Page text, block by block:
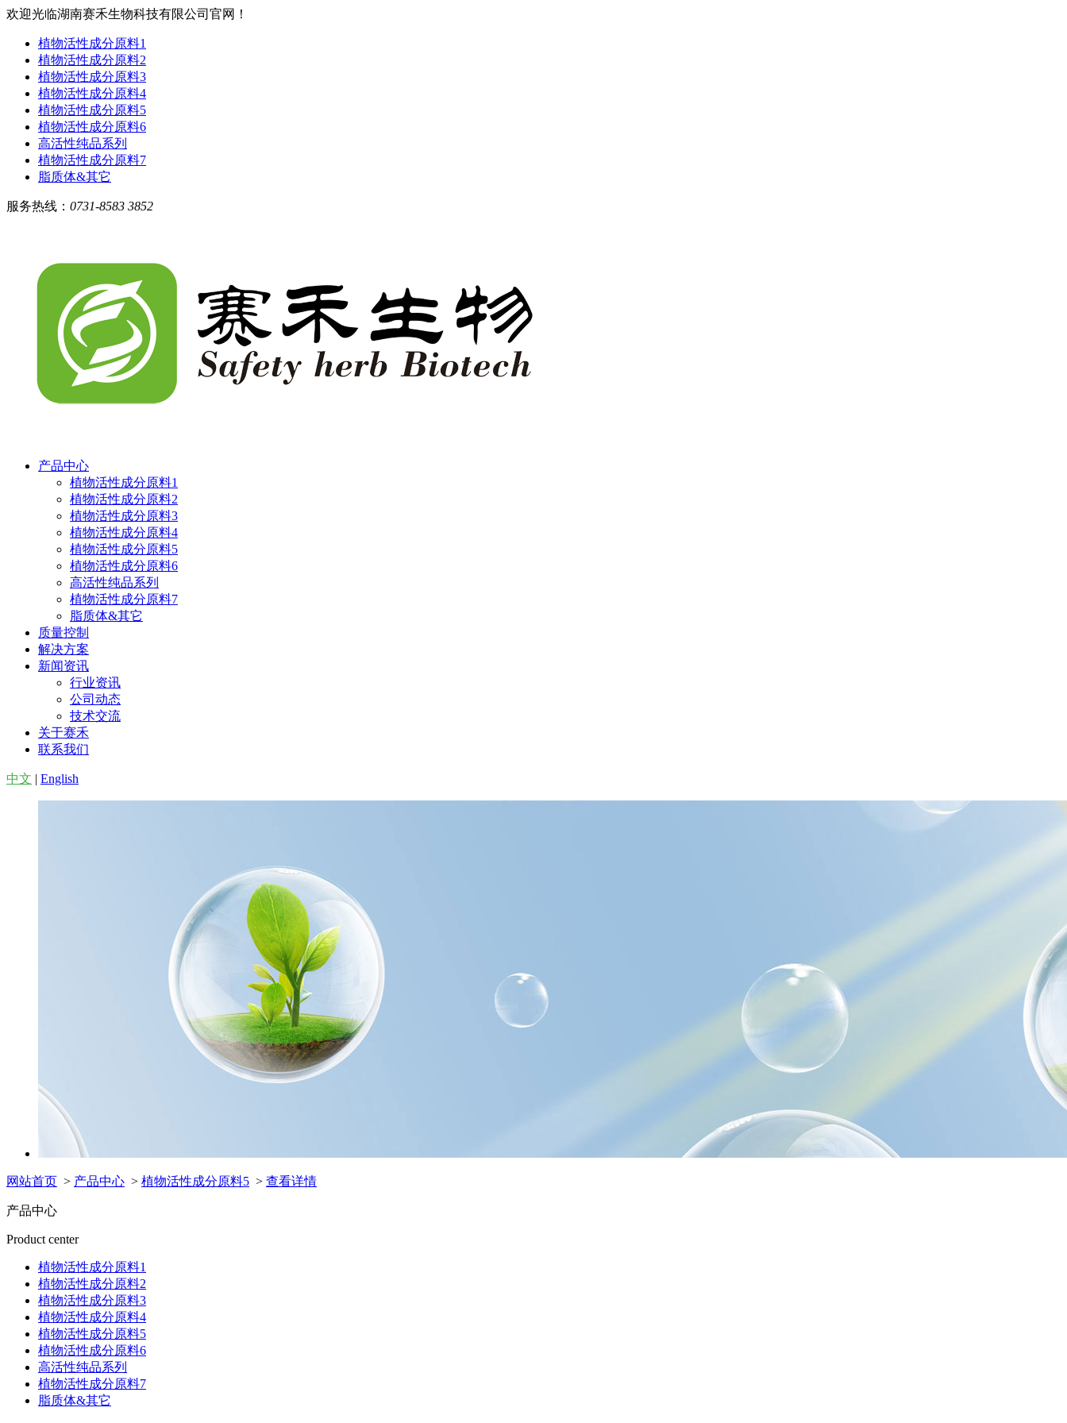
欢迎光临湖南赛禾生物科技有限公司官网！
植物活性成分原料1
植物活性成分原料2
植物活性成分原料3
植物活性成分原料4
植物活性成分原料5
植物活性成分原料6
高活性纯品系列
植物活性成分原料7
脂质体&其它
服务热线： 0731-8583 3852
产品中心
植物活性成分原料1
植物活性成分原料2
植物活性成分原料3
植物活性成分原料4
植物活性成分原料5
植物活性成分原料6
高活性纯品系列
植物活性成分原料7
脂质体&其它
质量控制
解决方案
新闻资讯
行业资讯
公司动态
技术交流
关于赛禾
联系我们
中文 | English
网站首页 > 产品中心 > 植物活性成分原料5 > 查看详情
产品中心
Product center
植物活性成分原料1
植物活性成分原料2
植物活性成分原料3
植物活性成分原料4
植物活性成分原料5
植物活性成分原料6
高活性纯品系列
植物活性成分原料7
脂质体&其它